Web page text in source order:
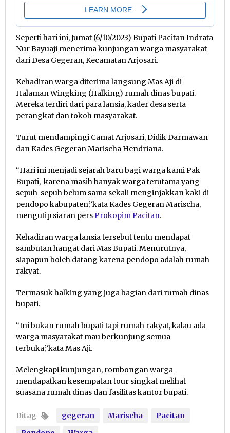
Seperti hari ini, Jumat (6/10/2023) Bupati Pacitan Indrata
Nur Bayuaji menerima kunjungan warga masyarakat
dari Desa Gegeran, Kecamatan Arjosari.
Kehadiran warga diterima langsung Mas Aji di
Halaman Wingking (Halking) rumah dinas bupati.
Mereka terdiri dari para lansia, kader desa serta
perangkat dan tokoh masyarakat.
Turut mendampingi Camat Arjosari, Didik Darmawan
dan Kades Gegeran Marischa Hendriana.
“Hari ini menjadi sejarah baru bagi warga kami Pak
Bupati, karena masih banyak warga terutama yang
sepuh-sepuh belum sama sekali menginjakkan kaki di
pendopo kabupaten,”kata Kades Gegeran Marischa,
mengutip siaran persProkopim Pacitan.
Kehadiran warga lansia tersebut tentu mendapat
sambutan hangat dari Mas Bupati. Menurutnya,
siapapun boleh datang karena pendopo adalah rumah
rakyat.
Termasuk halking yang juga bagian dari rumah dinas
bupati.
“Ini bukan rumah bupati tapi rumah rakyat, kalau ada
warga masyarakat mau berkunjung semua
terbuka,”kata Mas Aji.
Melengkapi kunjungan, rombongan warga
mendapatkan kesempatan tour singkat melihat
suasana rumah dinas dan fasilitas kantor bupati.
Ditag gegeran Marischa
Pacitan